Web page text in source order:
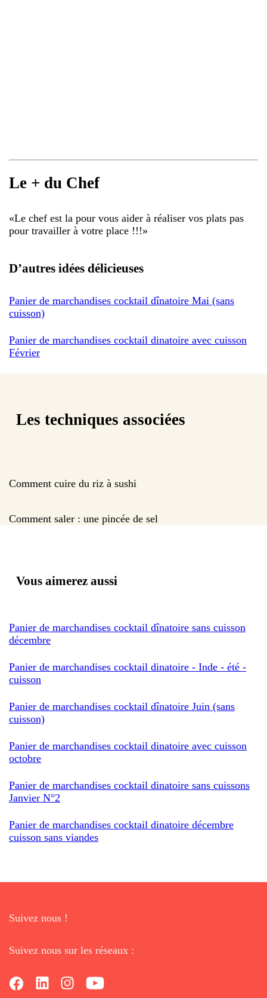
Le + du Chef
«Le chef est la pour vous aider à réaliser vos plats pas
pour travailler à votre place !!!»
D’autres idées délicieuses
Panier de marchandises cocktail dînatoire Mai (sans
cuisson)
Panier de marchandises cocktail dinatoire avec cuisson
Février
Les techniques associées
Comment cuire du riz à sushi
Comment saler : une pincée de sel
Vous aimerez aussi
Panier de marchandises cocktail dînatoire sans cuisson
décembre
Panier de marchandises cocktail dinatoire - Inde - été -
cuisson
Panier de marchandises cocktail dînatoire Juin (sans
cuisson)
Panier de marchandises cocktail dinatoire avec cuisson
octobre
Panier de marchandises cocktail dinatoire sans cuissons
Janvier N°2
Panier de marchandises cocktail dinatoire décembre
cuisson sans viandes
Suivez nous !
Suivez nous sur les réseaux :